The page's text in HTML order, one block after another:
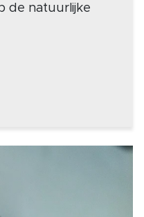
de natuurlijke